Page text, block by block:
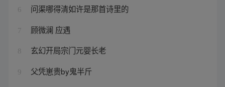
6 问渠哪得清如许是那首诗里的
7 顾微澜 应遇
8 玄幻开局宗门元婴长老
9 父凭崽贵by鬼半斤